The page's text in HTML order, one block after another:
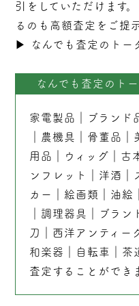
引をしていただけます
るのも高額査定をご提
▶︎
なんでも査定のトー
なんでも査定のト
家電製品 ブランド
農機具 骨董品
用品
ウィッグ 古
ンフレット
洋酒
カー
絵画類 油絵
調理器具 ブラン
刀
西洋アンティー
和楽器
自転車 茶
査定することができ